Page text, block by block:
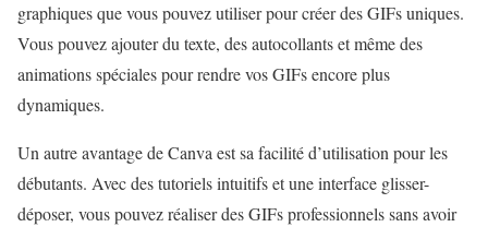
graphiques que vous pouvez utiliser pour créer des GIFs uniques.
Vous pouvez ajouter du texte, des autocollants et même des
animations spéciales pour rendre vos GIFs encore plus
dynamiques.
Un autre avantage de Canva est sa facilité d’utilisation pour les
débutants. Avec des tutoriels intuitifs et une interface glisser-
déposer, vous pouvez réaliser des GIFs professionnels sans avoir